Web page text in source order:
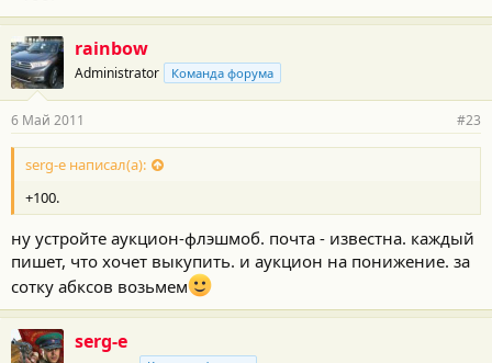
rainbow
Administrator Команда форума
6 Май 2011 #23
serg-e написал(а):
+100.
ну устройте аукцион-флэшмоб. почта - известна. каждый
пишет, что хочет выкупить. и аукцион на понижение. за
сотку абксов возьмем
serg-e